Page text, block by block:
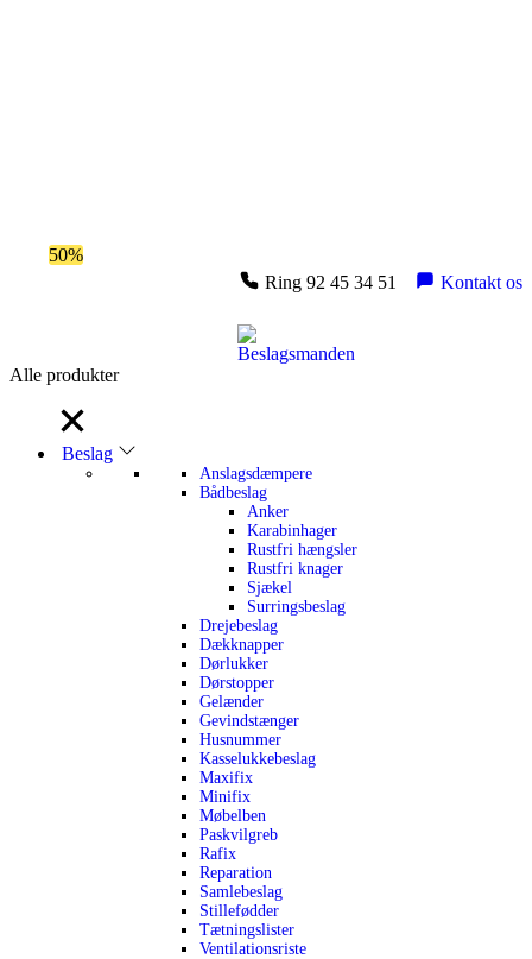
50%
Ring 92 45 34 51
Kontakt os
Alle produkter
Beslag
Anslagsdæmpere
Bådbeslag
Anker
Karabinhager
Rustfri hængsler
Rustfri knager
Sjækel
Surringsbeslag
Drejebeslag
Dækknapper
Dørlukker
Dørstopper
Gelænder
Gevindstænger
Husnummer
Kasselukkebeslag
Maxifix
Minifix
Møbelben
Paskvilgreb
Rafix
Reparation
Samlebeslag
Stillefødder
Tætningslister
Ventilationsriste